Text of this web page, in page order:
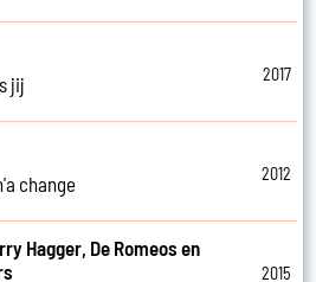
jij
2017
change
2012
Hagger, De Romeos en
2015